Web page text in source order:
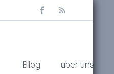
Blog über uns